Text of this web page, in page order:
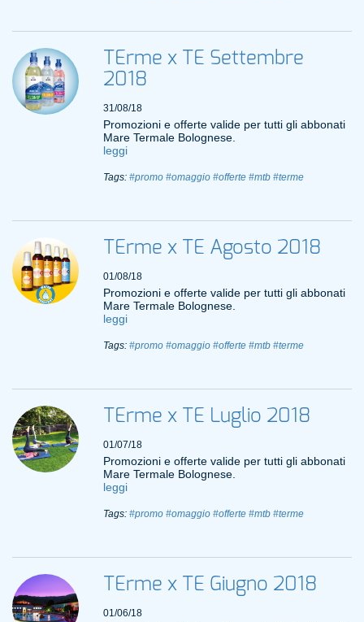
TErme x TE Settembre
2018
31/08/18
Promozioni e offerte valide per tutti gli abbonati
Mare Termale Bolognese.
leggi
Tags: #promo #omaggio #offerte #mtb #terme
TErme x TE Agosto 2018
01/08/18
Promozioni e offerte valide per tutti gli abbonati
Mare Termale Bolognese.
leggi
Tags: #promo #omaggio #offerte #mtb #terme
TErme x TE Luglio 2018
01/07/18
Promozioni e offerte valide per tutti gli abbonati
Mare Termale Bolognese.
leggi
Tags: #promo #omaggio #offerte #mtb #terme
TErme x TE Giugno 2018
01/06/18